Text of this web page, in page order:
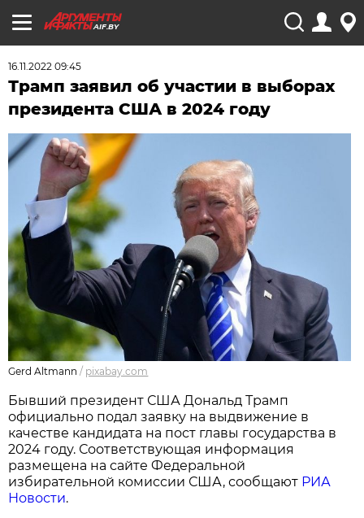
AIF.BY
16.11.2022 09:45
Трамп заявил об участии в выборах
президента США в 2024 году
Gerd Altmann / pixabay.com
Бывший президент США Дональд Трамп
официально подал заявку на выдвижение в
качестве кандидата на пост главы государства в
2024 году. Соответствующая информация
размещена на сайте Федеральной
избирательной комиссии США, сообщают РИА
Новости.